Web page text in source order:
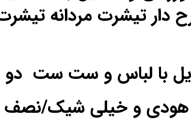
دار تیشرت مردانه
با لباس و ست ست دو
هودی و خیلی شیک/